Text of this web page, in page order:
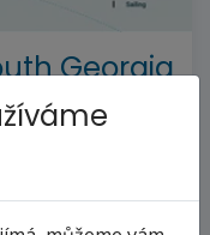
Georgia
-